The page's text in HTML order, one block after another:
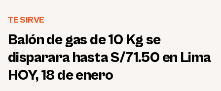
TE SIRVE
Balón de gas de 10 Kg se
disparara hasta S/71.50 en Lima
HOY, 18 de enero